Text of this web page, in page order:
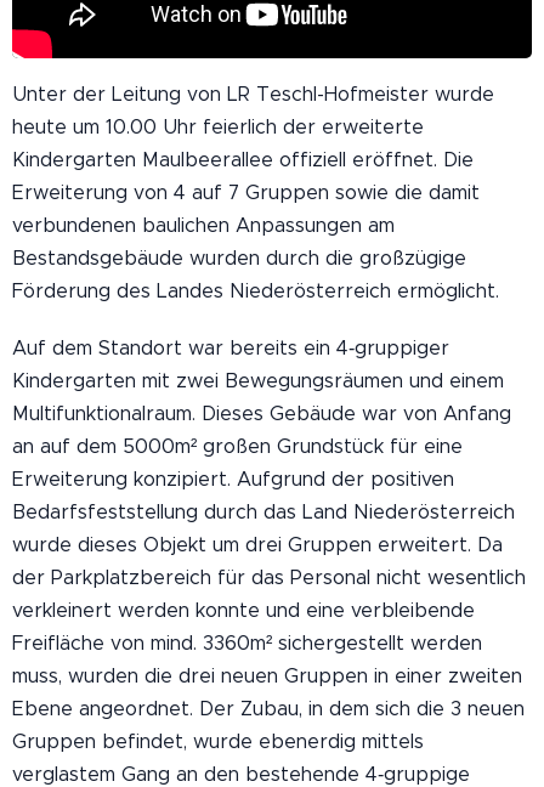
Unter der Leitung von LR Teschl-Hofmeister wurde
heute um 10.00 Uhr feierlich der erweiterte
Kindergarten Maulbeerallee offiziell eröffnet. Die
Erweiterung von 4 auf 7 Gruppen sowie die damit
verbundenen baulichen Anpassungen am
Bestandsgebäude wurden durch die großzügige
Förderung des Landes Niederösterreich ermöglicht.
Auf dem Standort war bereits ein 4‐gruppiger
Kindergarten mit zwei Bewegungsräumen und einem
Multifunktionalraum. Dieses Gebäude war von Anfang
an auf dem 5000m² großen Grundstück für eine
Erweiterung konzipiert. Aufgrund der positiven
Bedarfsfeststellung durch das Land Niederösterreich
wurde dieses Objekt um drei Gruppen erweitert. Da
der Parkplatzbereich für das Personal nicht wesentlich
verkleinert werden konnte und eine verbleibende
Freifläche von mind. 3360m² sichergestellt werden
muss, wurden die drei neuen Gruppen in einer zweiten
Ebene angeordnet. Der Zubau, in dem sich die 3 neuen
Gruppen befindet, wurde ebenerdig mittels
verglastem Gang an den bestehende 4‐gruppige